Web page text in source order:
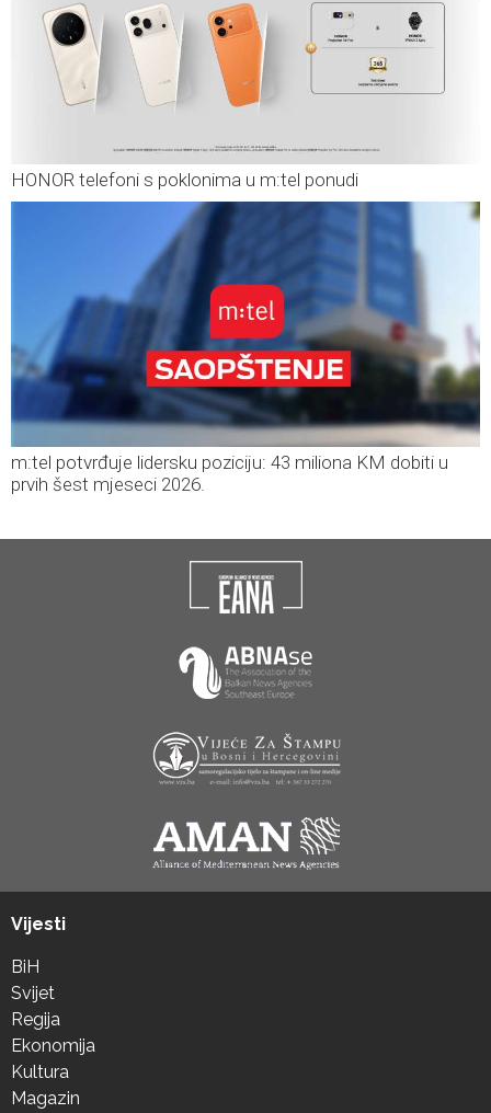
HONOR telefoni s poklonima u m:tel ponudi
m:tel potvrđuje lidersku poziciju: 43 miliona KM dobiti u
prvih šest mjeseci 2026.
Vijesti
BiH
Svijet
Regija
Ekonomija
Kultura
Magazin